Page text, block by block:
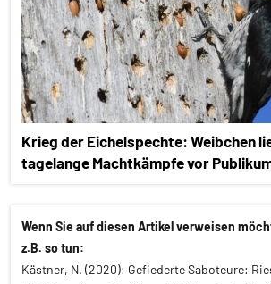
Krieg der Eichelspechte: Weibchen
tagelange Machtkämpfe vor
Wenn Sie auf diesen Artikel verweisen
z.B. so tun:
Kästner, N. (2020): Gefiederte Saboteure: